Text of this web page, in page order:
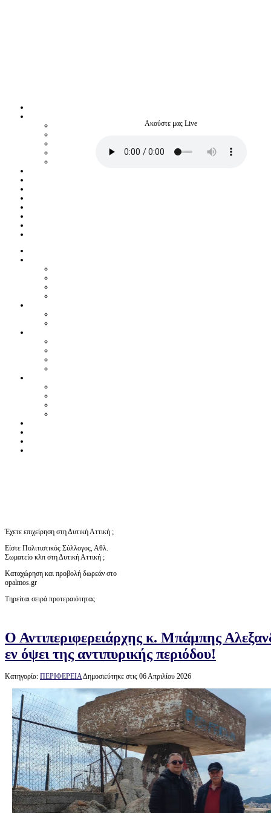
Ακούστε μας Live
Έχετε επιχείρηση στη Δυτική Αττική ;
Είστε Πολιτιστικός Σύλλογος, Αθλ.
Σωματείο κλπ στη Δυτική Αττική ;
Καταχώρηση και προβολή δωρεάν στο
opalmos.gr
Τηρείται σειρά προτεραιότητας
Ο Αντιπεριφερειάρχης κ. Μπάμπης
εν όψει της αντιπυρικής περιόδου!
Κατηγορία: ΠΕΡΙΦΕΡΕΙΑΔημοσιεύτηκε στις 06 Απριλίου 2026